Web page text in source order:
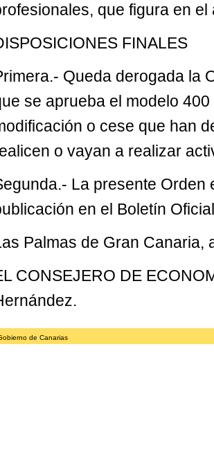
que figura en
FINALES
Queda derogada la
se aprueba el modelo
o cese que han
o vayan a realizar
La presente
en el Boletín
Palmas de Gran Canaria,
CONSEJERO DE
de Canarias